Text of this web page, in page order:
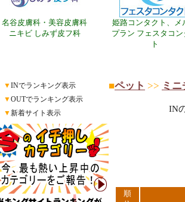
名谷皮膚科・美容皮膚科
ニキビ しみず皮フ科
姫路コンタクト、メ
プラン フェスタコン
ト
▼INでランキング表示
▼OUTでランキング表示
▼新着サイト表示
■ペット >> ミ
IN
順